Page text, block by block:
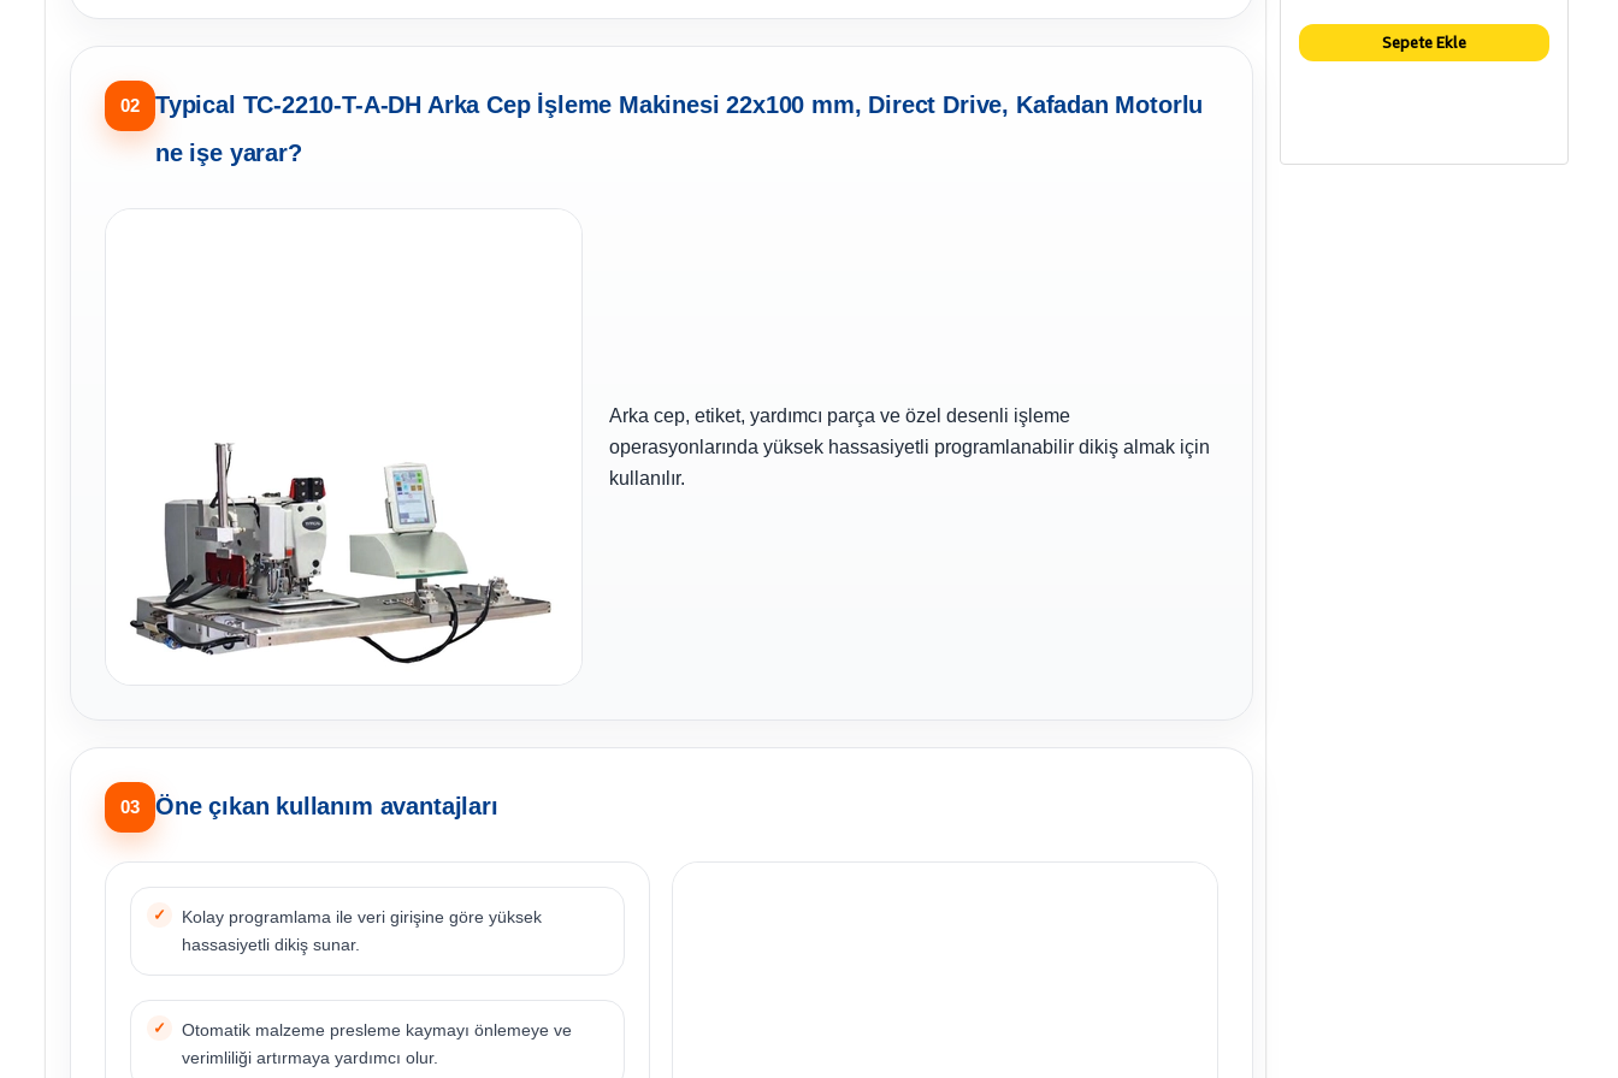
02
Typical TC-2210-T-A-DH Arka Cep İşleme Makinesi 22x100 mm, Direct Drive, Kafadan Motorlu
ne işe yarar?
Arka cep, etiket, yardımcı parça ve özel desenli işleme
operasyonlarında yüksek hassasiyetli programlanabilir dikiş almak için
kullanılır.
03 Öne çıkan kullanım avantajları
Kolay programlama ile veri girişine göre yüksek
hassasiyetli dikiş sunar.
Otomatik malzeme presleme kaymayı önlemeye ve
verimliliği artırmaya yardımcı olur.
Sepete Ekle